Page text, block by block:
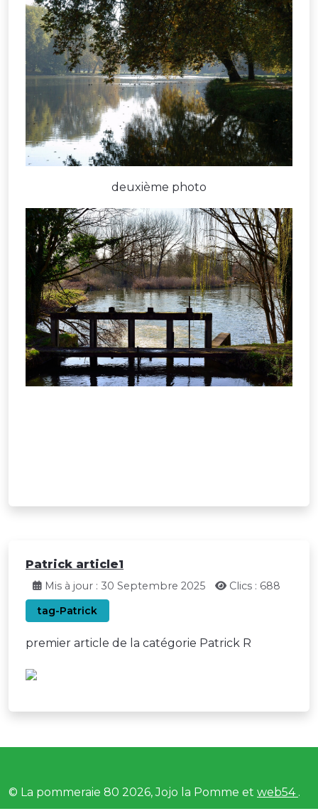
deuxième photo
Patrick article1
Mis à jour : 30 Septembre 2025
Clics : 688
tag-Patrick
premier article de la catégorie Patrick R
© La pommeraie 80 2026, Jojo la Pomme et web54 .